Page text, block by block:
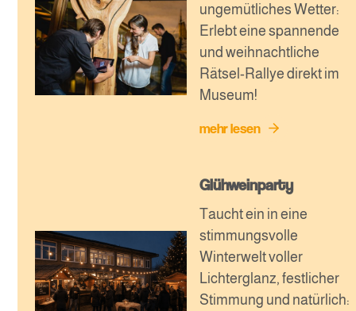
ungemütliches Wetter:
Erlebt eine spannende
und weihnachtliche
Rätsel-Rallye direkt im
Museum!
mehr lesen
Glühweinparty
Taucht ein in eine
stimmungsvolle
Winterwelt voller
Lichterglanz, festlicher
Stimmung und natürlich: